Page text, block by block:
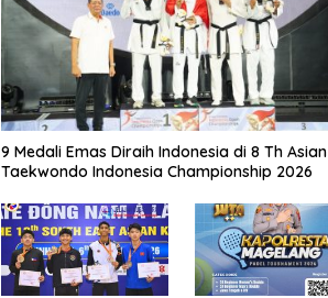
9 Medali Emas Diraih Indonesia di 8 Th Asian
Taekwondo Indonesia Championship 2026